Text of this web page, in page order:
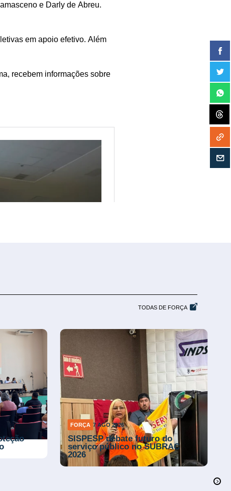
e Darly de Abreu.
em apoio efetivo. Além
recebem informações sobre
TODAS DE FORÇA
FORÇA 6 AGO 2026
FEESSEMG reforça mobilização
após assembleia sobre ACT